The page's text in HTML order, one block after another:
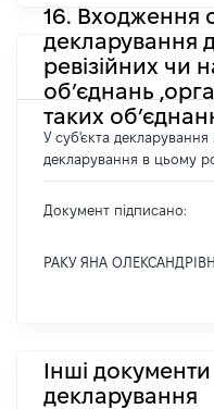
16. Входження
декларування
ревізійних чи
об’єднань
таких
У суб'єкта декларування
декларування в цьому
Документ підписано:
РАКУ ЯНА
Інші документи
декларування